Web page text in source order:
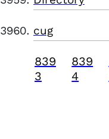
cug
839
3
839
4